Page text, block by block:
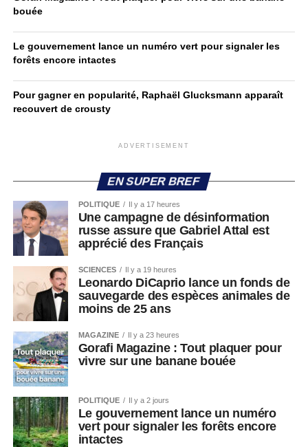
bouée
Le gouvernement lance un numéro vert pour signaler les
forêts encore intactes
Pour gagner en popularité, Raphaël Glucksmann apparaît
recouvert de crousty
ADVERTISEMENT
EN SUPER BREF
POLITIQUE Il y a 17 heures
Une campagne de désinformation
russe assure que Gabriel Attal est
apprécié des Français
SCIENCES Il y a 19 heures
Leonardo DiCaprio lance un fonds de
sauvegarde des espèces animales de
moins de 25 ans
MAGAZINE Il y a 23 heures
Gorafi Magazine : Tout plaquer pour
vivre sur une banane bouée
POLITIQUE Il y a 2 jours
Le gouvernement lance un numéro
vert pour signaler les forêts encore
intactes